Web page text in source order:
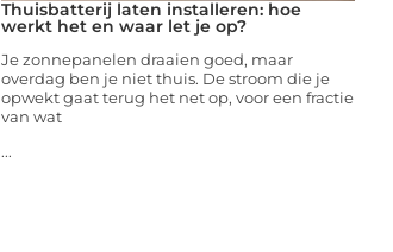
Thuisbatterij laten installeren: hoe
werkt het en waar let je op?
Je zonnepanelen draaien goed, maar
overdag ben je niet thuis. De stroom die je
opwekt gaat terug het net op, voor een fractie
van wat
...